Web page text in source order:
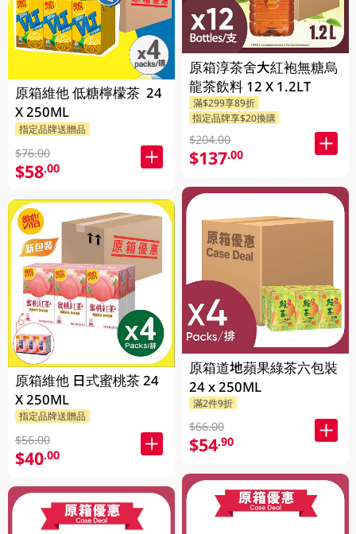
原箱維他 低糖檸檬茶 24
X 250ML
指定品牌送贈品
$76.00
$58.00
原箱維他 日式蜜桃茶 24
X 250ML
指定品牌送贈品
$56.00
$40.00
原箱淳茶舍大紅袍無糖烏
龍茶飲料 12 X 1.2LT
滿$299享89折
指定品牌享$20換購
$204.00
$137.00
原箱道地蘋果綠茶六包裝
24 x 250ML
滿2件9折
$66.00
$54.90